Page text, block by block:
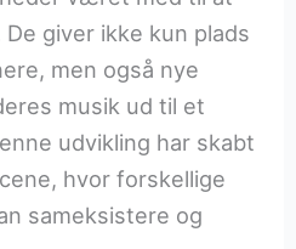
giver ikke kun plads
men også nye
musik ud til et
udvikling har skabt
hvor forskellige
sameksistere og